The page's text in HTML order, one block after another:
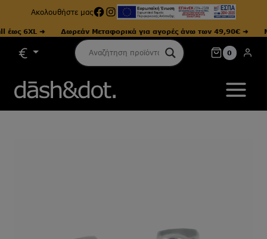
Ακολουθήστε μαςFacebook
Instagram
6XL ➜ Δωρεάν Μεταφορικά για αγορές άνω των 49,90€ ➜
0